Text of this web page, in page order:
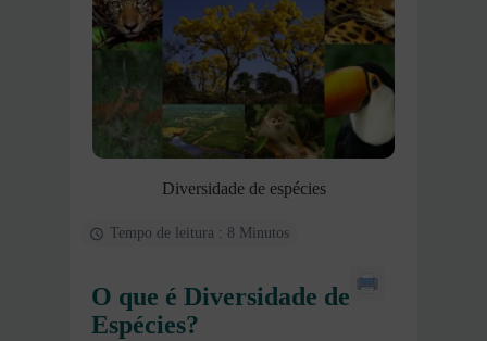
Diversidade de espécies
Tempo de leitura : 8 Minutos
O que é Diversidade de
Espécies?